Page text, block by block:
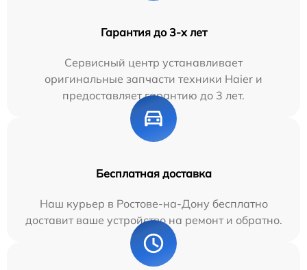
Гарантия до 3-х лет
Сервисный центр устанавливает
оригинальные запчасти техники Haier и
предоставляет гарантию до 3 лет.
Бесплатная доставка
Наш курьер в Ростове-на-Дону бесплатно
доставит ваше устройство на ремонт и обратно.